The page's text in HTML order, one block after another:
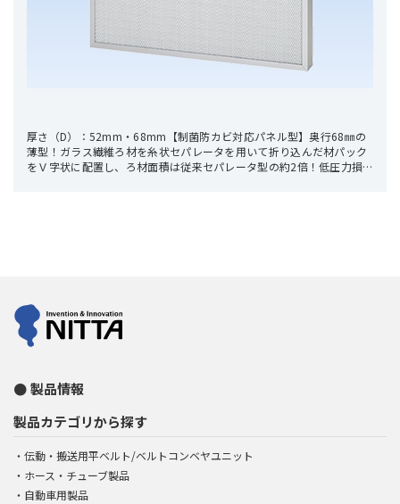
厚さ（D）：52mm・68mm【制菌防カビ対応パネル型】奥行68㎜の
薄型！ガラス繊維ろ材を糸状セパレータを用いて折り込んだ材パック
をＶ字状に配置し、ろ材面積は従来セパレータ型の約2倍！低圧力損
製品情報
製品カテゴリから探す
伝動・搬送用平ベルト/ベルトコンベヤユニット
ホース・チューブ製品
自動車用製品